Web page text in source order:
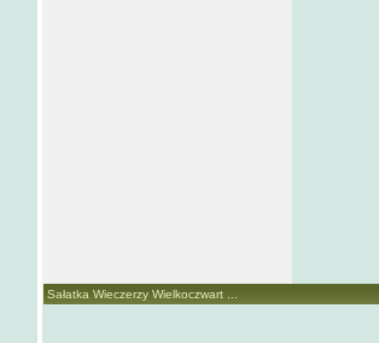
Sałatka Wieczerzy Wielkoczwart ...